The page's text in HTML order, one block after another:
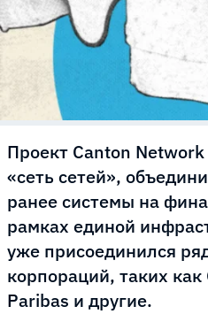
Проект Canton Network
«сеть сетей»,
ранее системы на
рамках единой
уже присоединился
корпораций, таких
Paribas и другие.